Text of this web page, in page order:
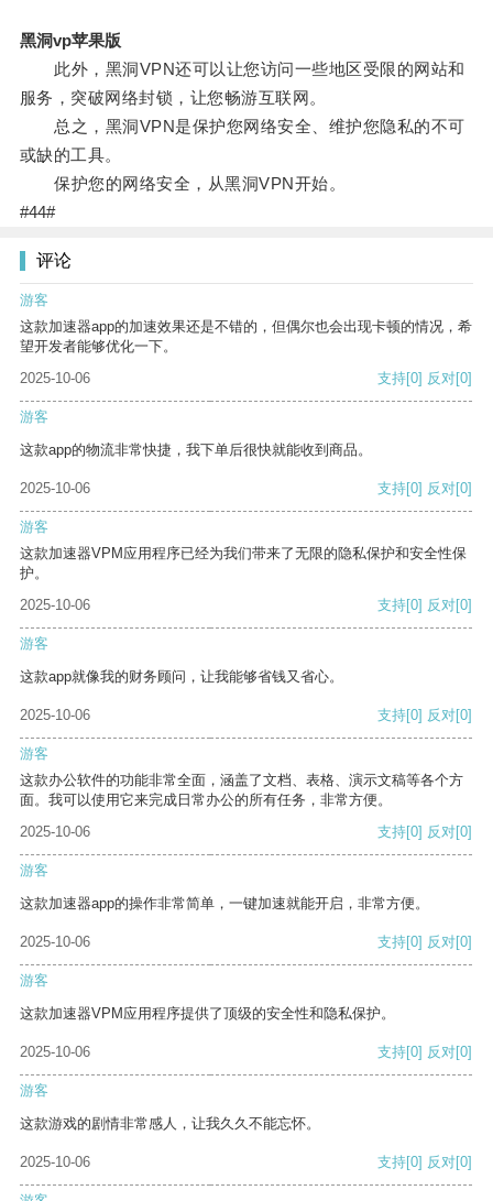
黑洞vp苹果版
此外，黑洞VPN还可以让您访问一些地区受限的网站和
服务，突破网络封锁，让您畅游互联网。
总之，黑洞VPN是保护您网络安全、维护您隐私的不可
或缺的工具。
保护您的网络安全，从黑洞VPN开始。
#44#
评论
游客
这款加速器app的加速效果还是不错的，但偶尔也会出现卡顿的情况，希
望开发者能够优化一下。
2025-10-06
支持[0] 反对[0]
游客
这款app的物流非常快捷，我下单后很快就能收到商品。
2025-10-06 支持[0] 反对[0]
游客
这款加速器VPM应用程序已经为我们带来了无限的隐私保护和安全性保
护。
2025-10-06
支持[0] 反对[0]
游客
这款app就像我的财务顾问，让我能够省钱又省心。
2025-10-06 支持[0] 反对[0]
游客
这款办公软件的功能非常全面，涵盖了文档、表格、演示文稿等各个方
面。我可以使用它来完成日常办公的所有任务，非常方便。
2025-10-06
支持[0] 反对[0]
游客
这款加速器app的操作非常简单，一键加速就能开启，非常方便。
2025-10-06 支持[0] 反对[0]
游客
这款加速器VPM应用程序提供了顶级的安全性和隐私保护。
2025-10-06 支持[0] 反对[0]
游客
这款游戏的剧情非常感人，让我久久不能忘怀。
2025-10-06 支持[0] 反对[0]